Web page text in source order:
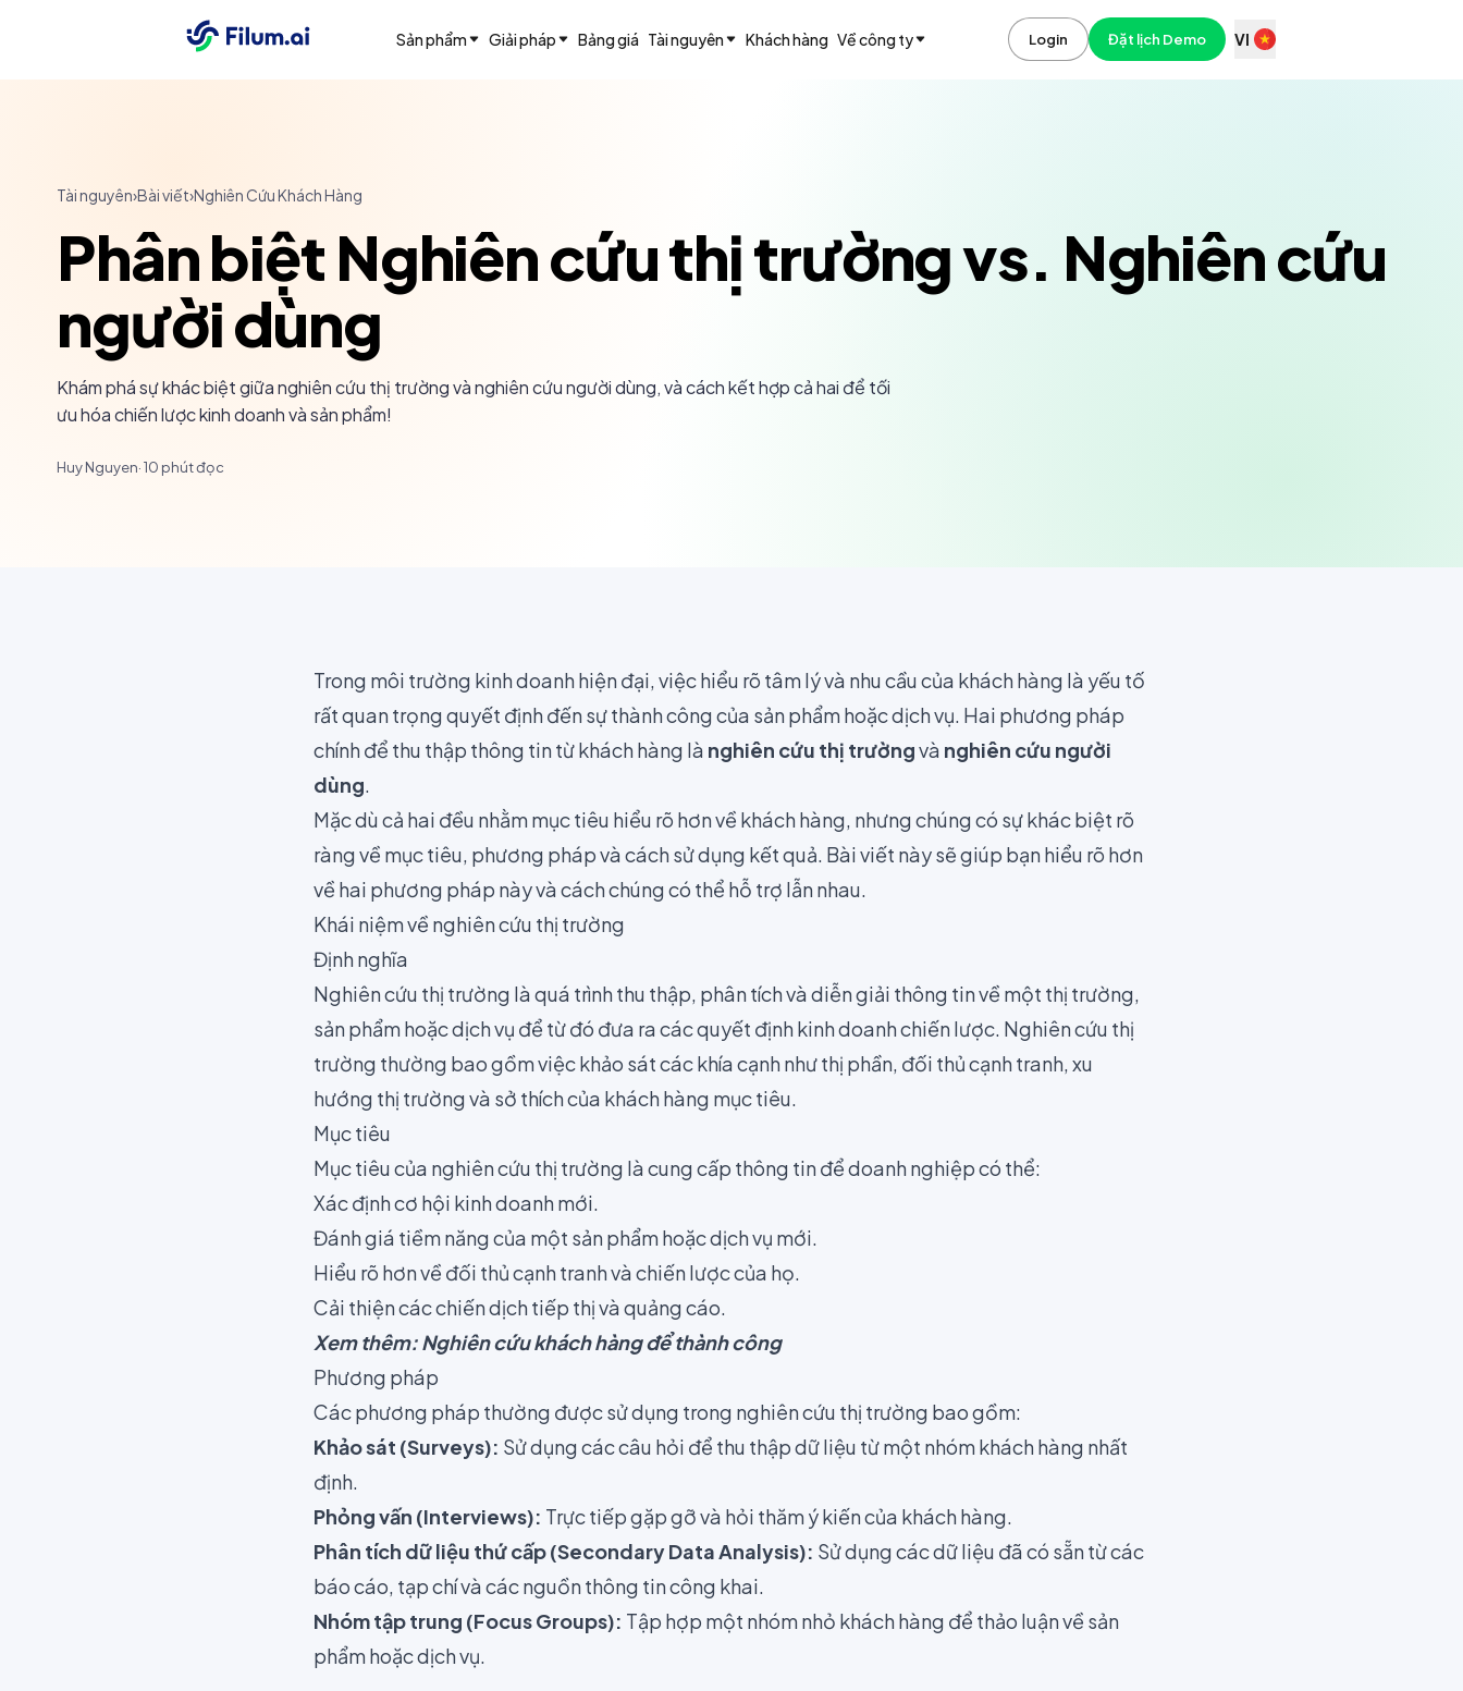
Sản phẩm Giải pháp Bảng giá Tài nguyên Khách hàng Về công ty Login Đặt lịch Demo VI
Tài nguyên›Bài viết›Nghiên Cứu Khách Hàng
Phân biệt Nghiên cứu thị trường vs. Nghiên cứu
người dùng
Khám phá sự khác biệt giữa nghiên cứu thị trường và nghiên cứu người dùng, và cách kết hợp cả hai để tối
ưu hóa chiến lược kinh doanh và sản phẩm!
Huy Nguyen·10 phút đọc
Trong môi trường kinh doanh hiện đại, việc hiểu rõ tâm lý và nhu cầu của khách hàng là yếu tố
rất quan trọng quyết định đến sự thành công của sản phẩm hoặc dịch vụ. Hai phương pháp
chính để thu thập thông tin từ khách hàng là nghiên cứu thị trườngvà nghiên cứu người
dùng.
Mặc dù cả hai đều nhằm mục tiêu hiểu rõ hơn về khách hàng, nhưng chúng có sự khác biệt rõ
ràng về mục tiêu, phương pháp và cách sử dụng kết quả. Bài viết này sẽ giúp bạn hiểu rõ hơn
về hai phương pháp này và cách chúng có thể hỗ trợ lẫn nhau.
Khái niệm về nghiên cứu thị trường
Định nghĩa
Nghiên cứu thị trường là quá trình thu thập, phân tích và diễn giải thông tin về một thị trường,
sản phẩm hoặc dịch vụ để từ đó đưa ra các quyết định kinh doanh chiến lược. Nghiên cứu thị
trường thường bao gồm việc khảo sát các khía cạnh như thị phần, đối thủ cạnh tranh, xu
hướng thị trường và sở thích của khách hàng mục tiêu.
Mục tiêu
Mục tiêu của nghiên cứu thị trường là cung cấp thông tin để doanh nghiệp có thể:
Xác định cơ hội kinh doanh mới.
Đánh giá tiềm năng của một sản phẩm hoặc dịch vụ mới.
Hiểu rõ hơn về đối thủ cạnh tranh và chiến lược của họ.
Cải thiện các chiến dịch tiếp thị và quảng cáo.
Xem thêm:Nghiên cứu khách hàng để thành công
Phương pháp
Các phương pháp thường được sử dụng trong nghiên cứu thị trường bao gồm:
Khảo sát (Surveys): Sử dụng các câu hỏi để thu thập dữ liệu từ một nhóm khách hàng nhất
định.
Phỏng vấn (Interviews): Trực tiếp gặp gỡ và hỏi thăm ý kiến của khách hàng.
Phân tích dữ liệu thứ cấp (Secondary Data Analysis): Sử dụng các dữ liệu đã có sẵn từ các
báo cáo, tạp chí và các nguồn thông tin công khai.
Nhóm tập trung (Focus Groups): Tập hợp một nhóm nhỏ khách hàng để thảo luận về sản
phẩm hoặc dịch vụ.